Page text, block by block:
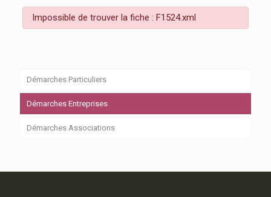
Impossible de trouver la fiche : F1524.xml
Démarches Particuliers
Démarches Entreprises
Démarches Associations